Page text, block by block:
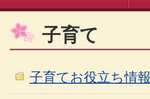
子育て
子育てお役立ち情報